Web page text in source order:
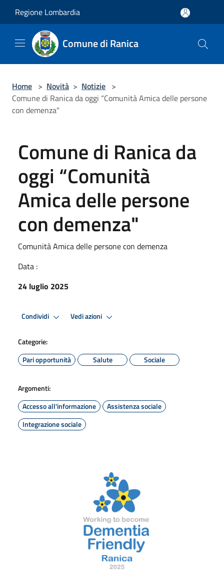
Regione Lombardia
Comune di Ranica
Home > Novità > Notizie >
Comune di Ranica da oggi “Comunità Amica delle persone
con demenza"
Comune di Ranica da
oggi “Comunità
Amica delle persone
con demenza"
Comunità Amica delle persone con demenza
Data :
24 luglio 2025
Condividi Vedi azioni
Categorie:
Pari opportunità
Salute Sociale
Argomenti:
Accesso all'informazione
Assistenza sociale
Integrazione sociale